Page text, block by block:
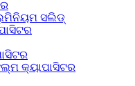
ସଲିଡ୍
କ୍ୟାପାସିଟର